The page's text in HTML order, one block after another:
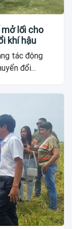
lối cho
khí hậu
tác động
đổi...